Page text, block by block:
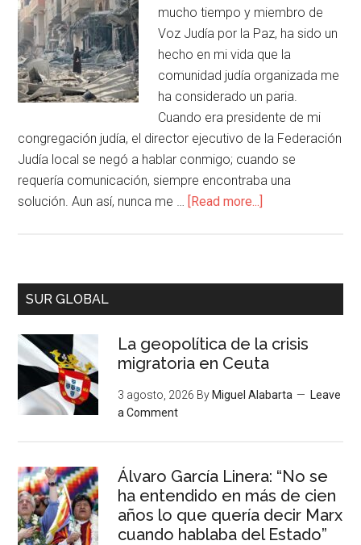
mucho tiempo y miembro de
Voz Judía por la Paz, ha sido un
hecho en mi vida que la
comunidad judía organizada me
ha considerado un paria.
Cuando era presidente de mi
congregación judía, el director ejecutivo de la Federación
Judía local se negó a hablar conmigo; cuando se
requería comunicación, siempre encontraba una
solución. Aun así, nunca me … [Read more...]
SUR GLOBAL
La geopolítica de la crisis
migratoria en Ceuta
3 agosto, 2026 By Miguel Alabarta
Leave
a Comment
Álvaro García Linera: “No se
ha entendido en más de cien
años lo que quería decir Marx
cuando hablaba del Estado”